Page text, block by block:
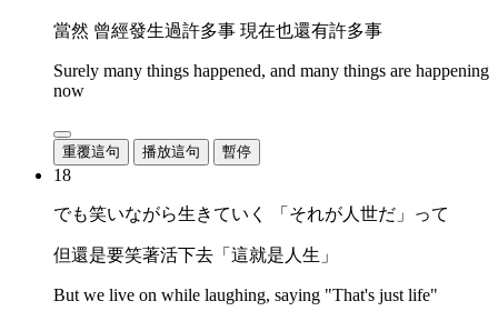
當然 曾經發生過許多事 現在也還有許多事
Surely many things happened, and many things are happening
now
重覆這句 播放這句 暫停
18
でも笑いながら生きていく 「それが人世だ」って
但還是要笑著活下去「這就是人生」
But we live on while laughing, saying "That's just life"